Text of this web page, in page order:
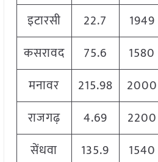
इटारसी
22.7 1949
कसरावद
75.6 1580
मनावर
215.98 2000
राजगढ़
4.69 2200
सेंधवा
135.9 1540